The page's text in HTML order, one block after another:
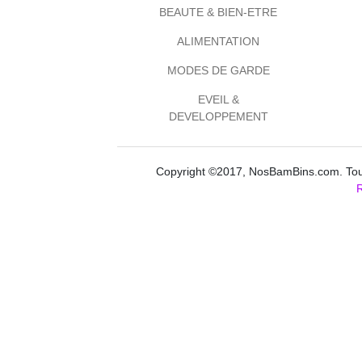
BEAUTE & BIEN-ETRE
ALIMENTATION
MODES DE GARDE
EVEIL &
DEVELOPPEMENT
Copyright ©2017, NosBamBins.com.